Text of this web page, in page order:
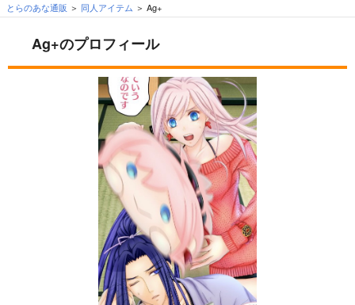
とらのあな通販 同人アイテム Ag+
Ag+のプロフィール